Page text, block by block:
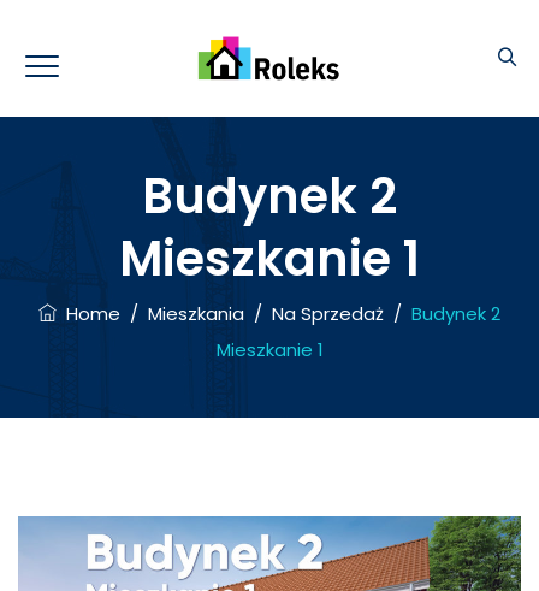
Budynek 2
Mieszkanie 1
Home / Mieszkania / Na Sprzedaż / Budynek 2
Mieszkanie 1